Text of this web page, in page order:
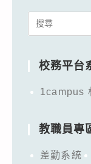
Search
校務平台
1campus
教職員專
差勤系統